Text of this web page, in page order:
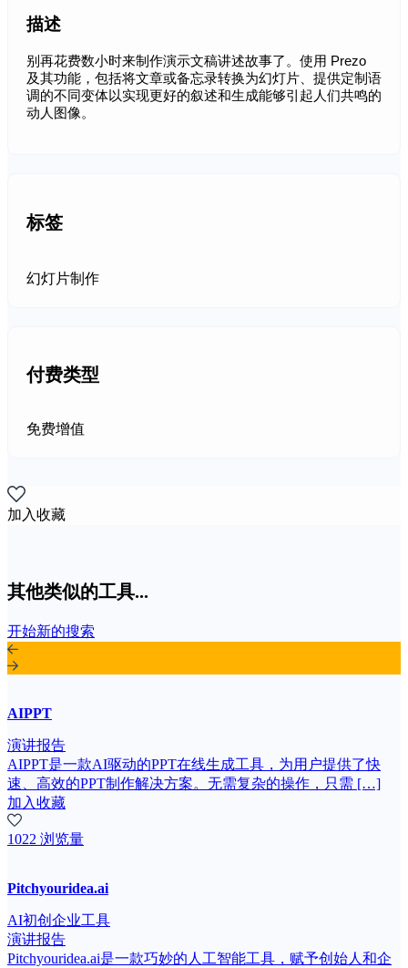
描述
别再花费数小时来制作演示文稿讲述故事了。使用 Prezo
及其功能，包括将文章或备忘录转换为幻灯片、提供定制语
调的不同变体以实现更好的叙述和生成能够引起人们共鸣的
动人图像。
标签
幻灯片制作
付费类型
免费增值
加入收藏
其他类似的工具...
开始新的搜索
AIPPT
演讲报告
AIPPT是一款AI驱动的PPT在线生成工具，为用户提供了快
速、高效的PPT制作解决方案。无需复杂的操作，只需 […]
加入收藏
1022 浏览量
Pitchyouridea.ai
AI初创企业工具
演讲报告
Pitchyouridea.ai是一款巧妙的人工智能工具，赋予创始人和企